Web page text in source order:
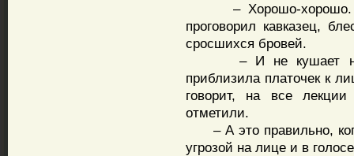
– Хорошо-хорошо.
проговорил кавказец,
сросшихся бровей.
– И не кушает
приблизила платочек к
говорит, на все
отметили.
– А это правильно,
угрозой на лице и в